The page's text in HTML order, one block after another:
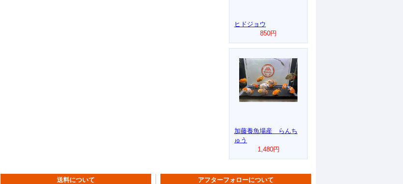
ヒドジョウ
850円
加藤養魚場産 らんち
ゅう
1,480円
送料について アフターフォローについて